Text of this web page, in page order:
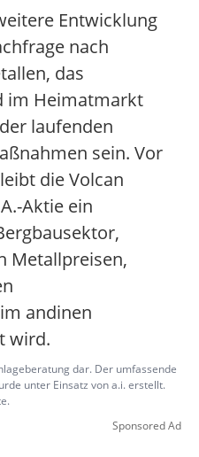
Entwicklung
nach
das
im Heimatmarkt
laufenden
sein. Vor
die Volcan
Aktie ein
Metallpreisen,
andinen
wird.
dar. Der umfassende
unter Einsatz von a.i. erstellt.
Sponsored Ad